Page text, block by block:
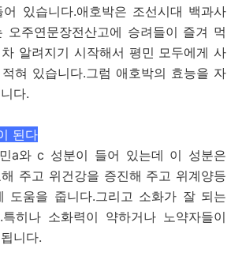
있습니다.애호박은 조선시대 백과사
오주연문장전산고에 승려들이 즐겨 먹
알려지기 시작해서 평민 모두에게 사
혀 있습니다.그럼 애호박의 효능을 자
다.
된다
a와 c 성분이 들어 있는데 이 성분은
주고 위건강을 증진해 주고 위계양등
도움을 줍니다.그리고 소화가 잘 되는
히나 소화력이 약하거나 노약자들이
니다.